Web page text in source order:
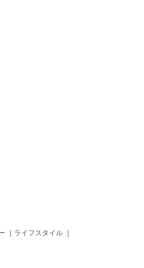
｜ ライフスタイル ｜